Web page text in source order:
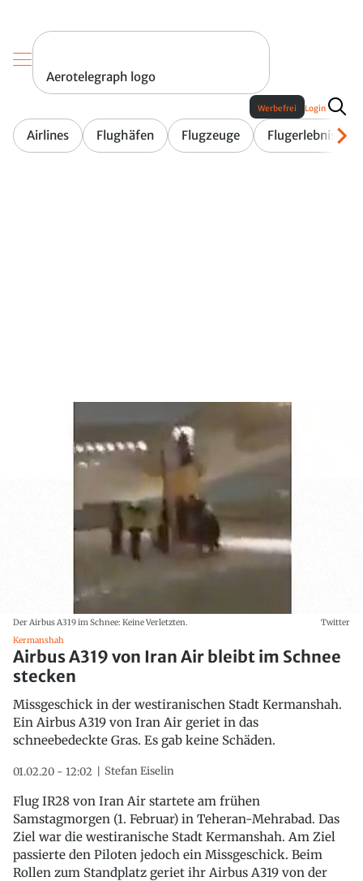
Aerotelegraph logo
Airlines Flughäfen Flugzeuge Flugerlebnis
Werbefrei Login
Der Airbus A319 im Schnee: Keine Verletzten.
Twitter
Kermanshah
Airbus A319 von Iran Air bleibt im Schnee
stecken
Missgeschick in der westiranischen Stadt Kermanshah.
Ein Airbus A319 von Iran Air geriet in das
schneebedeckte Gras. Es gab keine Schäden.
01.02.20 - 12:02 Stefan Eiselin
Flug IR28 von Iran Air startete am frühen
Samstagmorgen (1. Februar) in Teheran-Mehrabad. Das
Ziel war die westiranische Stadt Kermanshah. Am Ziel
passierte den Piloten jedoch ein Missgeschick. Beim
Rollen zum Standplatz geriet ihr Airbus A319 von der